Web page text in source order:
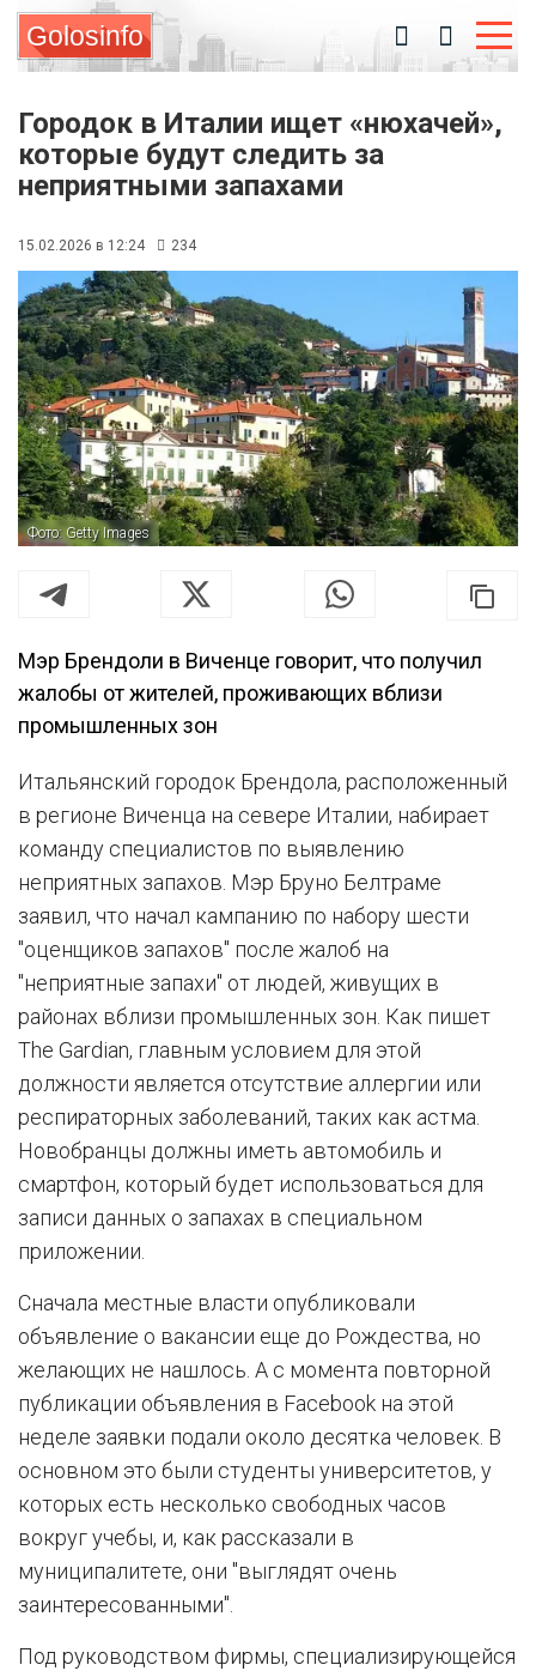
Golosinfo
Городок в Италии ищет «нюхачей»,
которые будут следить за
неприятными запахами
15.02.2026 в 12:24 234
Фото: Getty Images
Мэр Брендоли в Виченце говорит, что получил
жалобы от жителей, проживающих вблизи
промышленных зон
Итальянский городок Брендола, расположенный
в регионе Виченца на севере Италии, набирает
команду специалистов по выявлению
неприятных запахов. Мэр Бруно Белтраме
заявил, что начал кампанию по набору шести
"оценщиков запахов" после жалоб на
"неприятные запахи" от людей, живущих в
районах вблизи промышленных зон. Как пишет
The Gardian, главным условием для этой
должности является отсутствие аллергии или
респираторных заболеваний, таких как астма.
Новобранцы должны иметь автомобиль и
смартфон, который будет использоваться для
записи данных о запахах в специальном
приложении.
Сначала местные власти опубликовали
объявление о вакансии еще до Рождества, но
желающих не нашлось. А с момента повторной
публикации объявления в Facebook на этой
неделе заявки подали около десятка человек. В
основном это были студенты университетов, у
которых есть несколько свободных часов
вокруг учебы, и, как рассказали в
муниципалитете, они "выглядят очень
заинтересованными".
Под руководством фирмы, специализирующейся